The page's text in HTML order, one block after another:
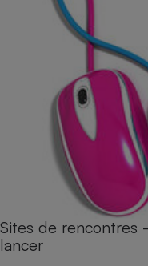
Sites de rencontres
lancer